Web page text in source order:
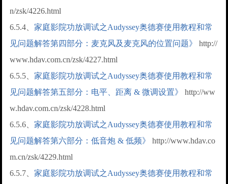
n/zsk/4226.html
6.5.4、家庭影院功放调试之Audyssey奥德赛使用教程和常
见问题解答第四部分：麦克风及麦克风的位置问题》
http://
www.hdav.com.cn/zsk/4227.html
6.5.5、家庭影院功放调试之Audyssey奥德赛使用教程和常
见问题解答第五部分：电平、距离 & 微调设置》
http://ww
w.hdav.com.cn/zsk/4228.html
6.5.6、家庭影院功放调试之Audyssey奥德赛使用教程和常
见问题解答第六部分：低音炮 & 低频》
http://www.hdav.co
m.cn/zsk/4229.html
6.5.7、家庭影院功放调试之Audyssey奥德赛使用教程和常